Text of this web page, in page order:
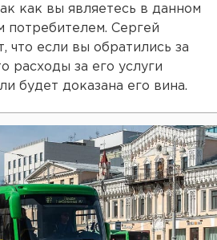
как вы являетесь в данном
потребителем. Сергей
что если вы обратились за
расходы за его услуги
будет доказана его вина.